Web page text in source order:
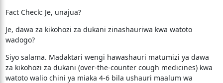
​Fact Check: Je, unajua?
​Je, dawa za kikohozi za dukani zinashauriwa kwa watoto
wadogo?
Siyo salama. Madaktari wengi hawashauri matumizi ya dawa
za kikohozi za dukani (over-the-counter cough medicines) kwa
watoto walio chini ya miaka 4-6 bila ushauri maalum wa